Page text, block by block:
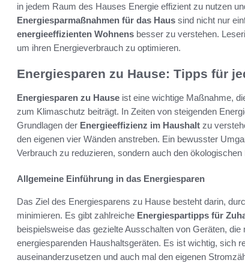
in jedem Raum des Hauses Energie effizient zu nutzen
Energiesparmaßnahmen für das Haus sind nicht nur
energieeffizienten Wohnens besser zu verstehen.
um ihren Energieverbrauch zu optimieren.
Energiesparen zu Hause: Tipps für
Energiesparen zu Hause ist eine wichtige Maßnahme,
zum Klimaschutz beiträgt. In Zeiten von steigenden
Grundlagen der Energieeffizienz im Haushalt zu
den eigenen vier Wänden anstreben. Ein bewusster
Verbrauch zu reduzieren, sondern auch den
Allgemeine Einführung in das Energiesparen
Das Ziel des Energiesparens zu Hause besteht darin,
minimieren. Es gibt zahlreiche Energiespartipps für
beispielsweise das gezielte Ausschalten von Geräten,
energiesparenden Haushaltsgeräten. Es ist wichtig, sich
auseinanderzusetzen und auch mal den eigenen